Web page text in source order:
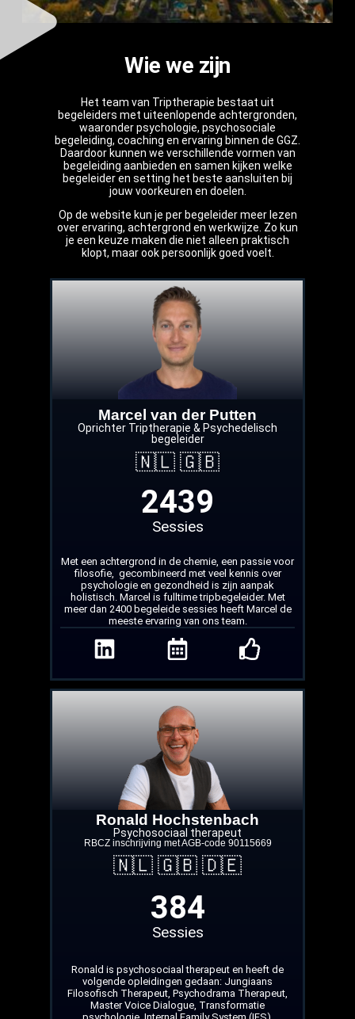
Wie we zijn
Het team van Triptherapie bestaat uit
begeleiders met uiteenlopende achtergronden,
waaronder psychologie, psychosociale
begeleiding, coaching en ervaring binnen de GGZ.
Daardoor kunnen we verschillende vormen van
begeleiding aanbieden en samen kijken welke
begeleider en setting het beste aansluiten bij
jouw voorkeuren en doelen.
Op de website kun je per begeleider meer lezen
over ervaring, achtergrond en werkwijze. Zo kun
je een keuze maken die niet alleen praktisch
klopt, maar ook persoonlijk goed voelt.
Marcel van der Putten
Oprichter Triptherapie & Psychedelisch
begeleider
🇳🇱 🇬🇧
Sessies
2439
Met een achtergrond in de chemie, een passie voor
filosofie, gecombineerd met veel kennis over
psychologie en gezondheid is zijn aanpak
holistisch. Marcel is fulltime tripbegeleider. Met
meer dan 2400 begeleide sessies heeft Marcel de
meeste ervaring van ons team.
Ronald Hochstenbach
Psychosociaal therapeut
RBCZ inschrijving met AGB‑code 90115669
🇳🇱 🇬🇧 🇩🇪
Sessies
384
Ronald is psychosociaal therapeut en heeft de
volgende opleidingen gedaan: Jungiaans
Filosofisch Therapeut, Psychodrama Therapeut,
Master Voice Dialogue, Transformatie